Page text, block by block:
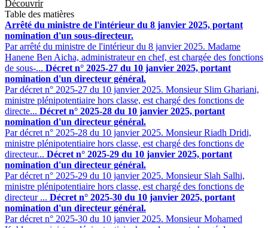
Découvrir
Table des matières
Arrêté du ministre de l'intérieur du 8 janvier 2025, portant
nomination d'un sous-directeur.
Par arrêté du ministre de l'intérieur du 8 janvier 2025. Madame
Hanene Ben Aicha, administrateur en chef, est chargée des fonctions
de sous-... Décret n° 2025-27 du 10 janvier 2025, portant
nomination d'un directeur général.
Par décret n° 2025-27 du 10 janvier 2025. Monsieur Slim Ghariani,
ministre plénipotentiaire hors classe, est chargé des fonctions de
directe... Décret n° 2025-28 du 10 janvier 2025, portant
nomination d'un directeur général.
Par décret n° 2025-28 du 10 janvier 2025. Monsieur Riadh Dridi,
ministre plénipotentiaire hors classe, est chargé des fonctions de
directeur... Décret n° 2025-29 du 10 janvier 2025, portant
nomination d'un directeur général.
Par décret n° 2025-29 du 10 janvier 2025. Monsieur Slah Salhi,
ministre plénipotentiaire hors classe, est chargé des fonctions de
directeur ... Décret n° 2025-30 du 10 janvier 2025, portant
nomination d'un directeur général.
Par décret n° 2025-30 du 10 janvier 2025. Monsieur Mohamed